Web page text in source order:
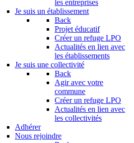
les entreprises
Je suis un établissement
Back
Projet éducatif
Créer un refuge LPO
Actualités en lien avec
les établissements
Je suis une collectivité
Back
Agir avec votre
commune
Créer un refuge LPO
Actualités en lien avec
les collectivités
Adhérer
Nous rejoindre